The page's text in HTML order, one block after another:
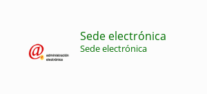
Sede electrónica
Sede electrónica